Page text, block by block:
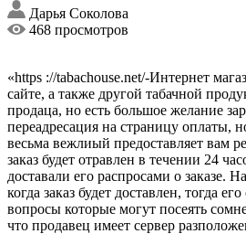
Дарья Соколова
468 просмотров
«https ://tabachouse.net/-Интернет
сайте, а также другой табачной
продаца, но есть большое желание
переадресация на страницу оплаты,
весьма вежлиый предоставляет вам
заказ будет отравлен в течении 24
доставали его распросами о заказе.
когда заказ будет доставлен, тогда
вопросы которые могут посеять
что продавец имеет сервер